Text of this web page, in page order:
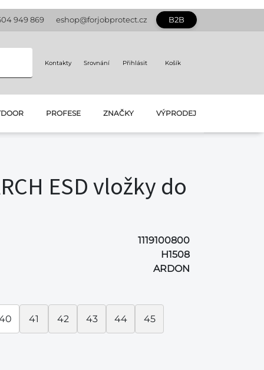
949 869 eshop@forjobprotect.cz B2B
Kontakty Srovnání Přihlásit Košík
PROFESE ZNAČKY VÝPRODEJ
ESD vložky do
1119100800
H1508
ARDON
41 42 43 44 45